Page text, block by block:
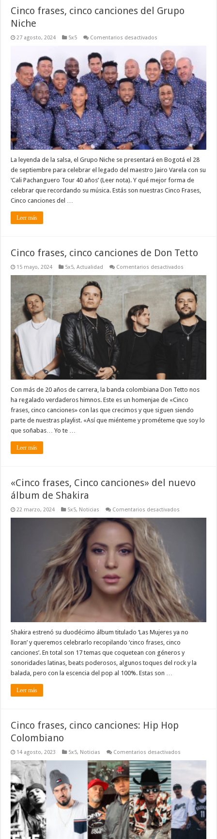
Cinco frases, cinco canciones del Grupo
Niche
27 agosto, 2024 5x5 Comentarios desactivados
frases,
cinco
canciones
del
Grupo
Niche
La leyenda de la salsa, el Grupo Niche se presentará en Bogotá el 28
de septiembre para celebrar el legado del maestro Jairo Varela con su
‘Cali Pachanguero Tour 40 años’ (Leer nota). Y qué mejor forma de
celebrar que recordando su música. Estás son nuestras Cinco Frases,
Cinco canciones del …
Leer más
Cinco frases, cinco canciones de Don Tetto
15 mayo, 2024 5x5,Actualidad Comentarios desactivados
frases,
cinco
canciones
de
Don
Tetto
Con más de 20 años de carrera, la banda colombiana Don Tetto nos
ha regalado verdaderos himnos. Este es un homenjae de «Cinco
frases, cinco canciones» con las que crecimos y que siguen siendo
parte de nuestras playlist. «Así que miénteme y prométeme que soy lo
que soñabas… Yo te …
Leer más
«Cinco frases, Cinco canciones» del nuevo
álbum de Shakira
22 marzo, 2024 5x5, Noticias Comentarios desactivados
Shakira estrenó su duodécimo álbum titulado ‘Las Mujeres ya no
lloran’ y queremos celebrarlo recopilando ‘cinco frases, cinco
canciones’. En total son 17 temas que coquetean con géneros y
sonoridades latinas, beats poderosos, algunos toques del rock y la
balada, pero con la escencia del pop al 100%. Estas son …
Leer más
Cinco frases, cinco canciones: Hip Hop
Colombiano
14 agosto, 2023 5x5, Noticias Comentarios desactivados
Hip
Hop
Colombiano